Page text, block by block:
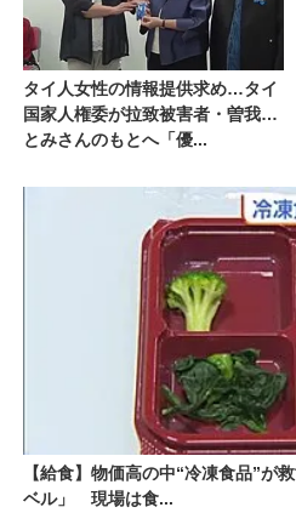
タイ人女性の情報提供求め…タイ
国家人権委が拉致被害者・曽我ひ
とみさんのもとへ「優...
【給食】物価高の中“冷凍食品”が
ベル」 現場は食...